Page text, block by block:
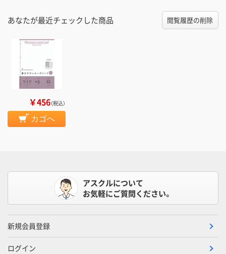
あなたが最近チェックした商品 閲覧履歴の削除
￥456（税込）
カゴへ
アスクルについて
お気軽にご質問ください。
新規会員登録
ログイン